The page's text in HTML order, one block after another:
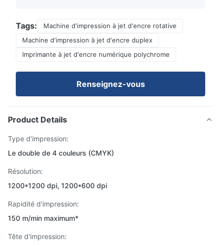
Tags:
Machine d'impression à jet d'encre rotative
Machine d'impression à jet d'encre duplex
Imprimante à jet d'encre numérique polychrome
Renseignez-vous
Product Details
Type d'impression:
Le double de 4 couleurs (CMYK)
Résolution:
1200*1200 dpi, 1200*600 dpi
Rapidité d'impression:
150 m/min maximum*
Tête d'impression: